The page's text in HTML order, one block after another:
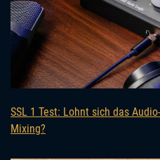
SSL 1 Test: Lohnt sich das
Mixing?